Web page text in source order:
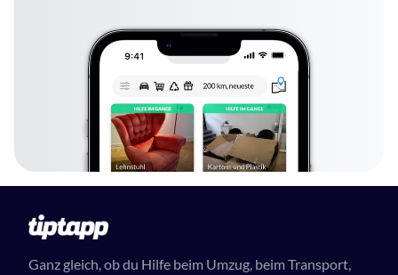
Ganz gleich, ob du Hilfe beim Umzug, beim Transport,